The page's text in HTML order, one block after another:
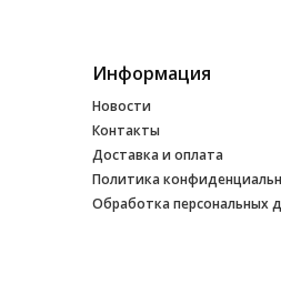
Информация
Новости
Контакты
Доставка и оплата
Политика
Обработка персональных